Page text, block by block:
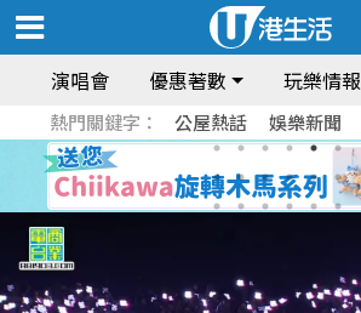
演唱會 優惠著數 玩樂情報
熱門關鍵字： 公屋熱話 娛樂新聞